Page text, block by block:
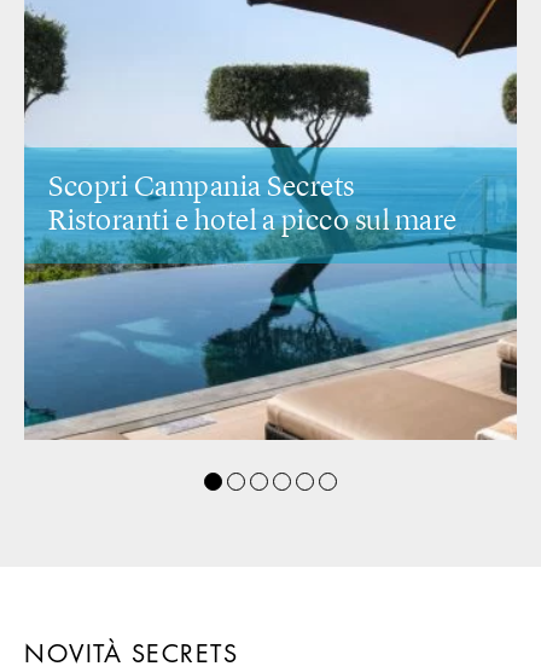
Scopri Campania Secrets
Ristoranti e hotela picco sul mare
NOVITÀ SECRETS